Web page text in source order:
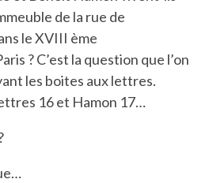
CHAMPIGNONS ET AUX
LARDONS DANS LA HALLE
DE DAX. ET POURQUOI PAS
de la rue de
le XVIII ème
? C’est la question que l’on
les boites aux lettres.
16 et Hamon 17…